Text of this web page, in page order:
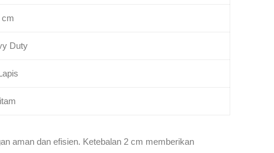
cm
Duty
aman dan efisien. Ketebalan 2 cm memberikan